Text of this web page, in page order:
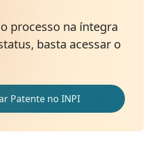
processo na íntegra
basta acessar o
Patente no INPI